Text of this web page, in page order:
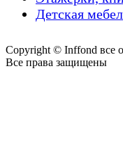
Детская
Copyright © Inffond все
Все права защищены